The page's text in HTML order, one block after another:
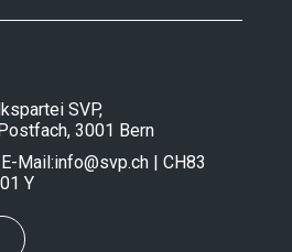
SVP,
3001 Bern
E-Mail:info@svp.ch | CH83
Y